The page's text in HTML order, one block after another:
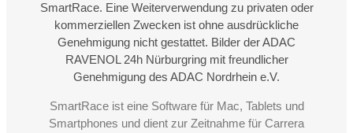
SmartRace. Eine Weiterverwendung zu privaten oder
kommerziellen Zwecken ist ohne ausdrückliche
Genehmigung nicht gestattet. Bilder der ADAC
RAVENOL 24h Nürburgring mit freundlicher
Genehmigung des ADAC Nordrhein e.V.
SmartRace ist eine Software für Mac, Tablets und
Smartphones und dient zur Zeitnahme für Carrera